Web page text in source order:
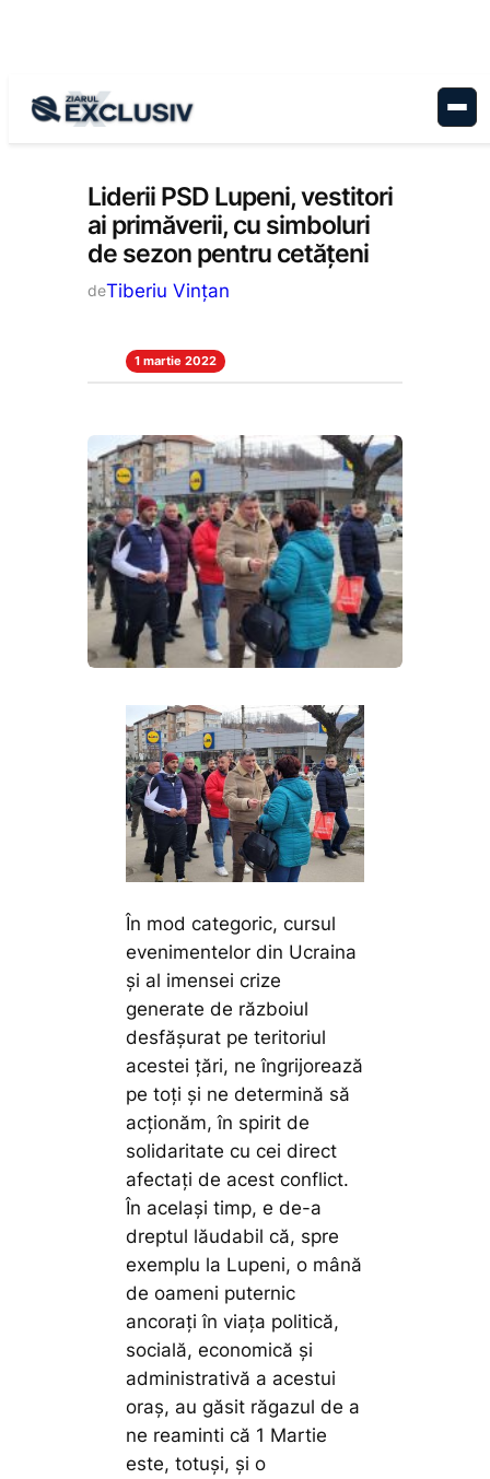
Politică, Stiri la zi
Liderii PSD Lupeni, vestitori
ai primăverii, cu simboluri
de sezon pentru cetățeni
deTiberiu Vințan
1 martie 2022
În mod categoric, cursul
evenimentelor din Ucraina
și al imensei crize
generate de războiul
desfășurat pe teritoriul
acestei țări, ne îngrijorează
pe toți și ne determină să
acționăm, în spirit de
solidaritate cu cei direct
afectați de acest conflict.
În același timp, e de-a
dreptul lăudabil că, spre
exemplu la Lupeni, o mână
de oameni puternic
ancorați în viața politică,
socială, economică și
administrativă a acestui
oraș, au găsit răgazul de a
ne reaminti că 1 Martie
este, totuși, și o